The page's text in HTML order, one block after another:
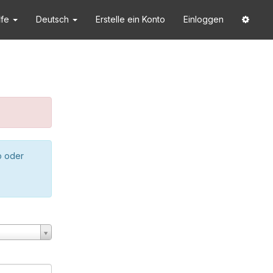
Deutsch Erstelle ein Konto Einloggen
oder